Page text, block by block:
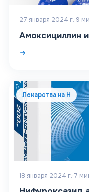
27 января 2024 г.·9
Амоксициллин
Лекарства на Н
18 января 2024 г.·7